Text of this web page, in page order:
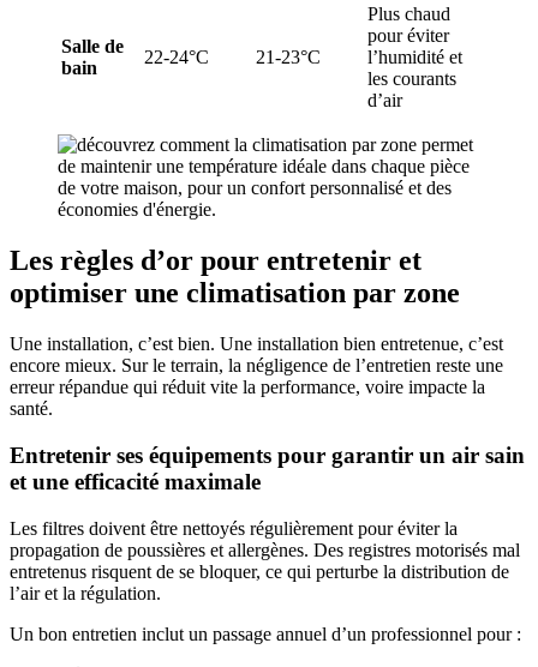
Salle de
bain
22-24°C 21-23°C
Plus chaud
pour éviter
l’humidité et
les courants
d’air
Les règles d’or pour entretenir et
optimiser une climatisation par zone
Une installation, c’est bien. Une installation bien entretenue, c’est
encore mieux. Sur le terrain, la négligence de l’entretien reste une
erreur répandue qui réduit vite la performance, voire impacte la
santé.
Entretenir ses équipements pour garantir un air sain
et une efficacité maximale
Les filtres doivent être nettoyés régulièrement pour éviter la
propagation de poussières et allergènes. Des registres motorisés mal
entretenus risquent de se bloquer, ce qui perturbe la distribution de
l’air et la régulation.
Un bon entretien inclut un passage annuel d’un professionnel pour :